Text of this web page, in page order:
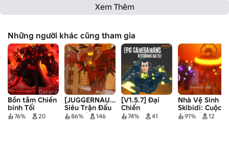
Xem Thêm
Những người khác cũng tham gia
Bồn tắm Chiến
binh Tối
thượng
76% 20
[JUGGERNAUT]
Siêu Trận Đấu
Nhà Vệ Sinh
86% 146
[V1.5.7] Đại
Chiến
Cameramans
74% 41
Nhà Vệ Sinh
Skibidi: Cuộc
Xâm Lăng
91% 12